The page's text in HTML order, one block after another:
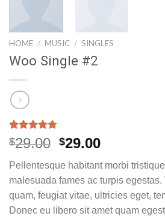
HOME / MUSIC / SINGLES
Woo Single #2
Rated4.75
out of 5
4
customer
ratings
$29.00 $29.00
Pellentesque habitant morbi
malesuada fames ac turpis egestas.
quam, feugiat vitae, ultricies eget,
Donec eu libero sit amet quam